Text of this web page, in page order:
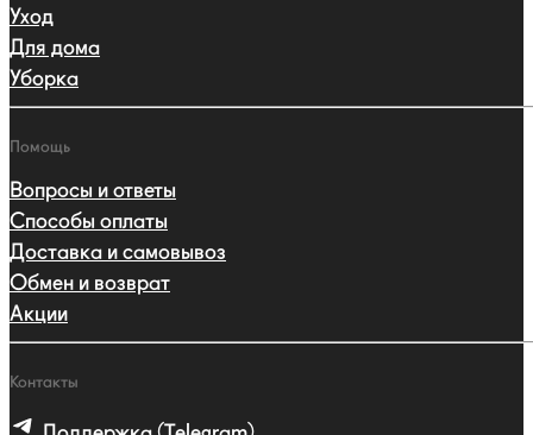
Уход
Для дома
Уборка
Помощь
Вопросы и ответы
Способы оплаты
Доставка и самовывоз
Обмен и возврат
Акции
Контакты